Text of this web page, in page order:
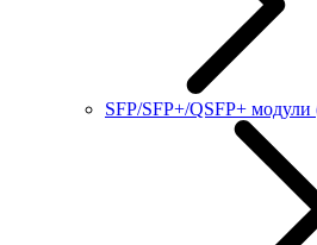
SFP/SFP+/QSFP+ модули